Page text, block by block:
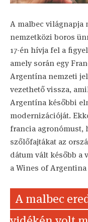
A malbec világnapja
nemzetközi boros
17-én hívja fel a
amely során egy
Argentína nemzeti
vezethető vissza,
Argentína későbbi
modernizációját.
francia agronómust,
szőlőfajtákat az
dátum vált később a
a Wines of
A malbec